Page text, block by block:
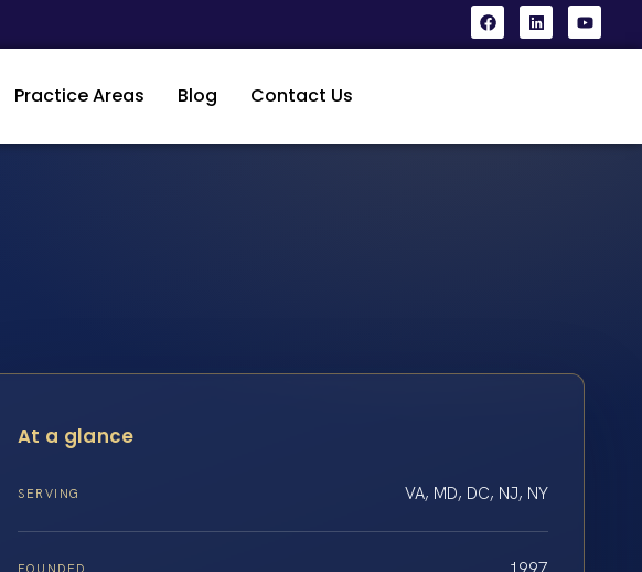
Practice Areas Blog Contact Us
At a glance
SERVING VA, MD, DC, NJ, NY
FOUNDED